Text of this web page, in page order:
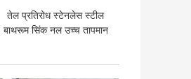
तेल प्रतिरोध स्टेनलेस स्टील
बाथरूम सिंक नल उच्च तापमान